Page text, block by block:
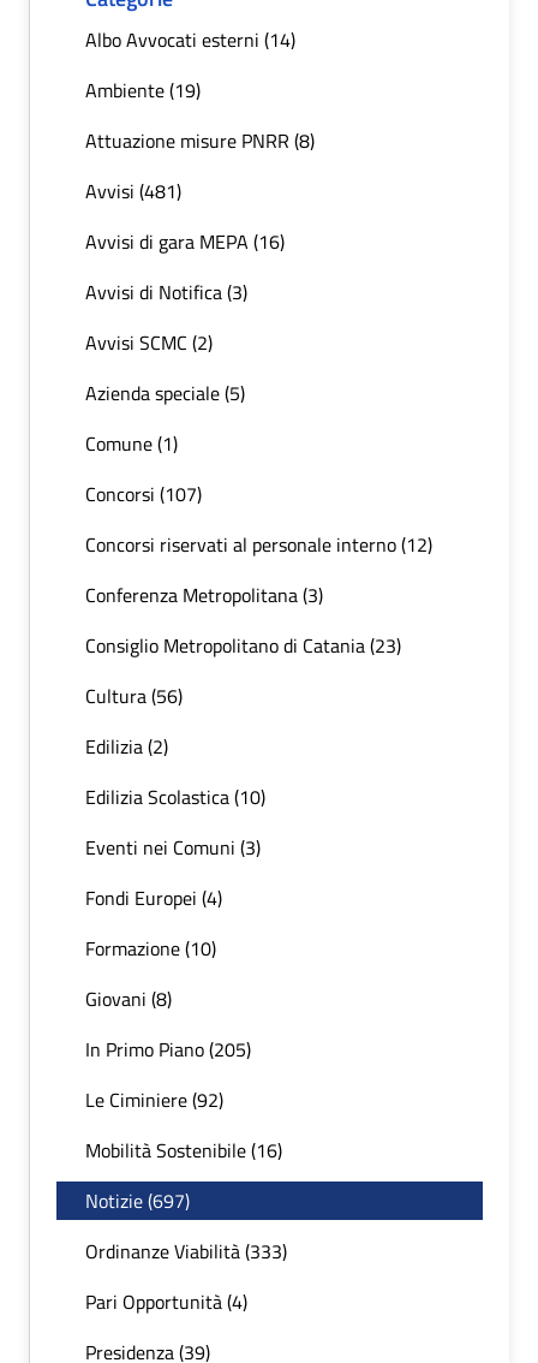
Albo Avvocati esterni (14)
Ambiente (19)
Attuazione misure PNRR (8)
Avvisi (481)
Avvisi di gara MEPA (16)
Avvisi di Notifica (3)
Avvisi SCMC (2)
Azienda speciale (5)
Comune (1)
Concorsi (107)
Concorsi riservati al personale interno (12)
Conferenza Metropolitana (3)
Consiglio Metropolitano di Catania (23)
Cultura (56)
Edilizia (2)
Edilizia Scolastica (10)
Eventi nei Comuni (3)
Fondi Europei (4)
Formazione (10)
Giovani (8)
In Primo Piano (205)
Le Ciminiere (92)
Mobilità Sostenibile (16)
Notizie (697)
Ordinanze Viabilità (333)
Pari Opportunità (4)
Presidenza (39)